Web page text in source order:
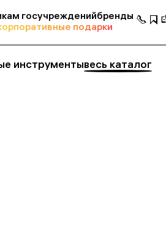
госучрежденийбренды
подарки
инструментывесь каталог